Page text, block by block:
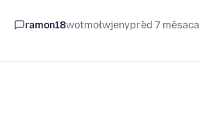
ramon18wotmołwjenypřed 7